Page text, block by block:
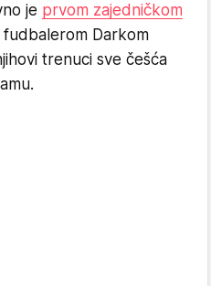
je prvom zajedničkom
Darkom
trenuci sve češća